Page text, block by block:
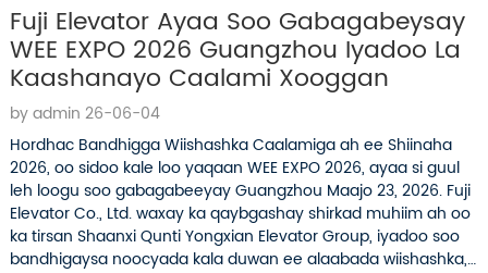
Fuji Elevator Ayaa Soo Gabagabeysay
WEE EXPO 2026 Guangzhou Iyadoo La
Kaashanayo Caalami Xooggan
by admin 26-06-04
Hordhac Bandhigga Wiishashka Caalamiga ah ee Shiinaha
2026, oo sidoo kale loo yaqaan WEE EXPO 2026, ayaa si guul
leh loogu soo gabagabeeyay Guangzhou Maajo 23, 2026. Fuji
Elevator Co., Ltd. waxay ka qaybgashay shirkad muhiim ah oo
ka tirsan Shaanxi Qunti Yongxian Elevator Group, iyadoo soo
bandhigaysa noocyada kala duwan ee alaabada wiishashka,